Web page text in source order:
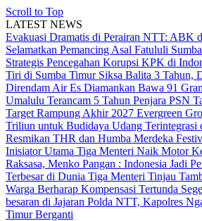
Scroll to Top
LATEST NEWS
Evakuasi Dramatis di Perairan NTT: ABK
Selamatkan Pemancing Asal Fatululi
Strategis Pencegahan Korupsi KPK di
Tiri di Sumba Timur Siksa Balita 3 Tahun,
Direndam Air Es Diamankan Bawa 91
Umalulu Terancam 5 Tahun Penjara PSN
Target Rampung Akhir 2027 Evergreen
Triliun untuk Budidaya Udang Terintegrasi
Resmikan THR dan Humba Merdeka
Inisiator Utama Tiga Menteri Naik Motor
Raksasa, Menko Pangan : Indonesia Jadi
Terbesar di Dunia Tiga Menteri Tinjau
Warga Berharap Kompensasi Tertunda
besaran di Jajaran Polda NTT, Kapolres
Timur Berganti